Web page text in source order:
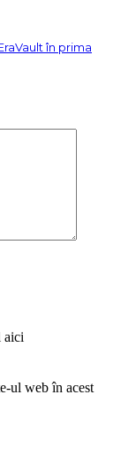
în prima
aici
ul web în acest